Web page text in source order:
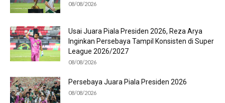
08/08/2026
Usai Juara Piala Presiden 2026, Reza Arya
Inginkan Persebaya Tampil Konsisten di Super
League 2026/2027
08/08/2026
Persebaya Juara Piala Presiden 2026
08/08/2026